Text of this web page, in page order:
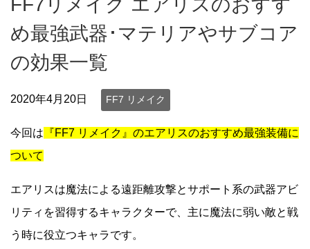
FF7リメイク エアリスのおすす
め最強武器･マテリアやサブコア
の効果一覧
2020年4月20日 FF7 リメイク
今回は 『FF7 リメイク』のエアリスのおすすめ最強装備に
ついて
エアリスは魔法による遠距離攻撃とサポート系の武器アビ
リティを習得するキャラクターで、主に魔法に弱い敵と戦
う時に役立つキャラです。